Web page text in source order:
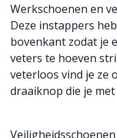
Werkschoenen en
Deze instappers
bovenkant zodat je
veters te hoeven
veterloos vind je ze
draaiknop die je